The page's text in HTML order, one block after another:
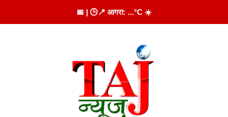
to
📅 | 🕒📍 आगरा: ...°C ☀️